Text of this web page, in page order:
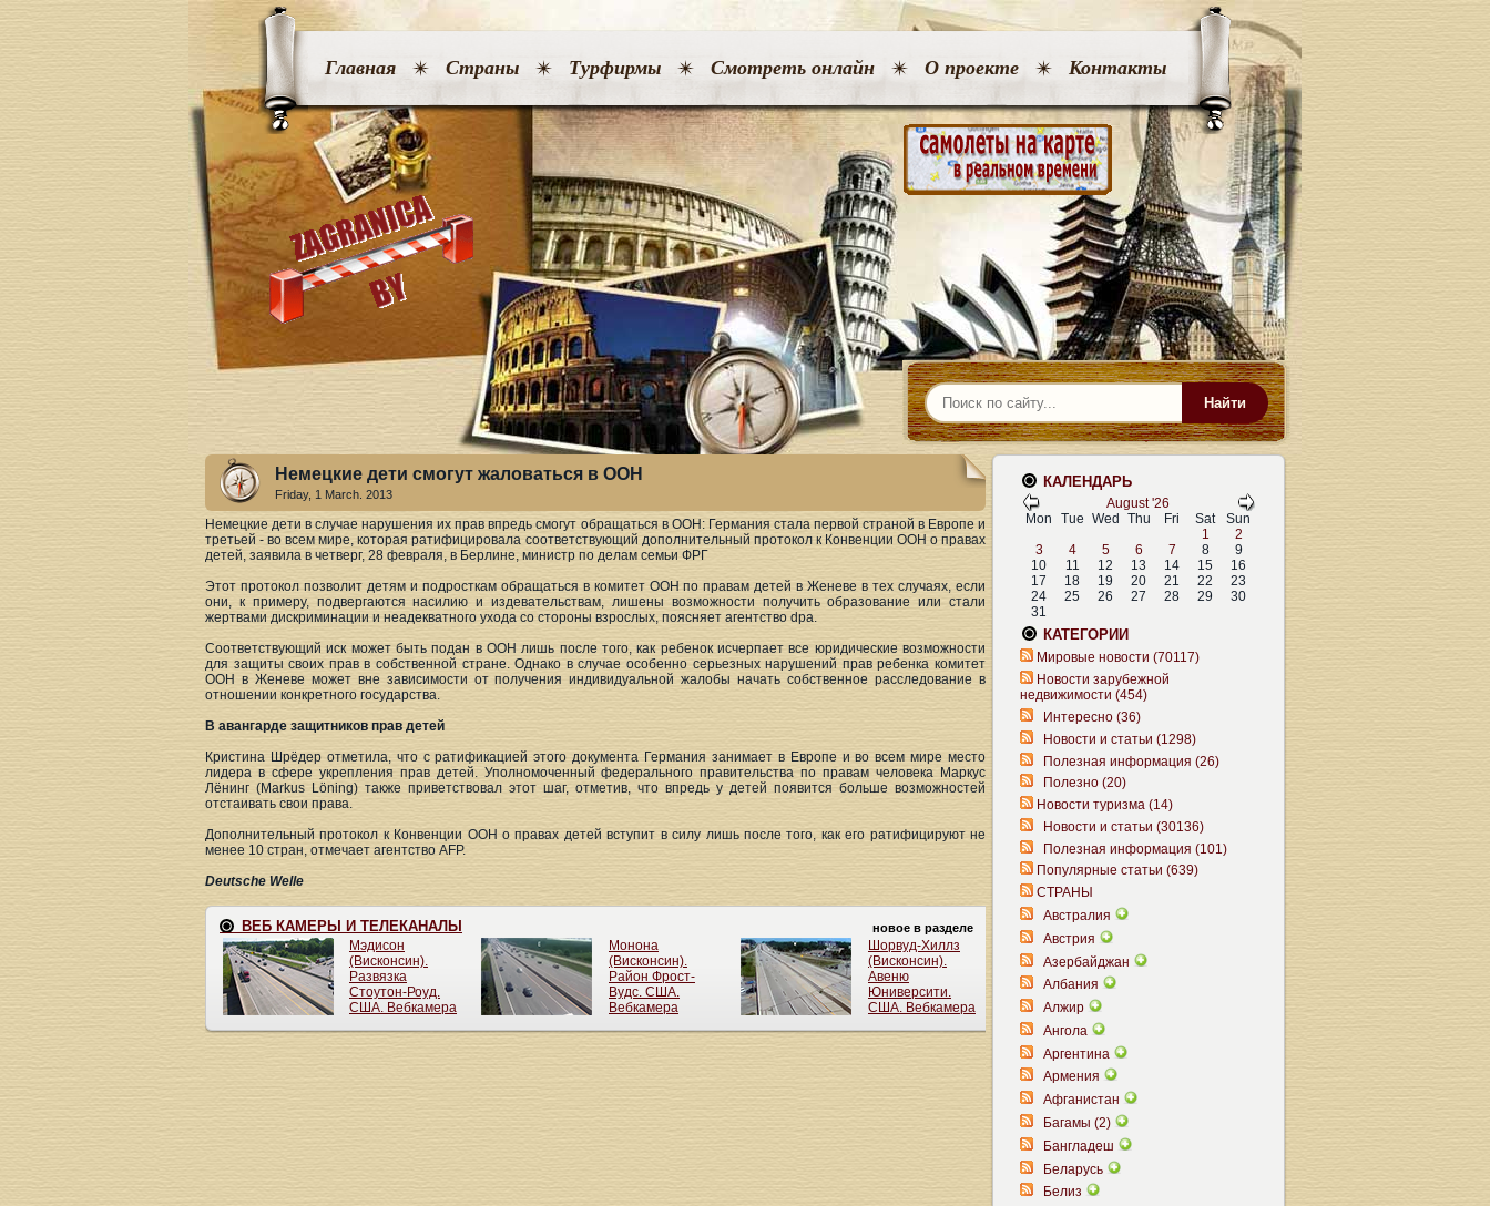
Главная Страны Турфирмы Смотреть онлайн О проекте Контакты
Найти
Немецкие дети смогут жаловаться в ООН
Friday, 1 March. 2013
Немецкие дети в случае нарушения их прав впредь смогут обращаться в ООН: Германия стала первой страной в Европе и
третьей - во всем мире, которая ратифицировала соответствующий дополнительный протокол к Конвенции ООН о правах
детей, заявила в четверг, 28 февраля, в Берлине, министр по делам семьи ФРГ
Этот протокол позволит детям и подросткам обращаться в комитет ООН по правам детей в Женеве в тех случаях, если
они, к примеру, подвергаются насилию и издевательствам, лишены возможности получить образование или стали
жертвами дискриминации и неадекватного ухода со стороны взрослых, поясняет агентство dpa.
Соответствующий иск может быть подан в ООН лишь после того, как ребенок исчерпает все юридические возможности
для защиты своих прав в собственной стране. Однако в случае особенно серьезных нарушений прав ребенка комитет
ООН в Женеве может вне зависимости от получения индивидуальной жалобы начать собственное расследование в
отношении конкретного государства.
В авангарде защитников прав детей
Кристина Шрёдер отметила, что с ратификацией этого документа Германия занимает в Европе и во всем мире место
лидера в сфере укрепления прав детей. Уполномоченный федерального правительства по правам человека Маркус
Лёнинг (Markus Löning) также приветствовал этот шаг, отметив, что впредь у детей появится больше возможностей
отстаивать свои права.
Дополнительный протокол к Конвенции ООН о правах детей вступит в силу лишь после того, как его ратифицируют не
менее 10 стран, отмечает агентство AFP.
Deutsche Welle
КАЛЕНДАРЬ
August '26
Mon
Tue Wed Thu Fri Sat
Sun
1
2
3
4 5 6 7 8
9
10
11 12 13 14 15
16
17
18 19 20 21 22
23
24
25 26 27 28 29
30
31
КАТЕГОРИИ
Мировые новости (70117)
Новости зарубежной
недвижимости (454)
Интересно (36)
Новости и статьи (1298)
Полезная информация (26)
Полезно (20)
Новости туризма (14)
Новости и статьи (30136)
Полезная информация (101)
Популярные статьи (639)
СТРАНЫ
Австралия
Австрия
Азербайджан
Албания
Алжир
Ангола
Аргентина
Армения
Афганистан
Багамы (2)
Бангладеш
Беларусь
Белиз